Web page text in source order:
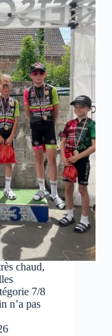
chaud,
7/8
n’a pas